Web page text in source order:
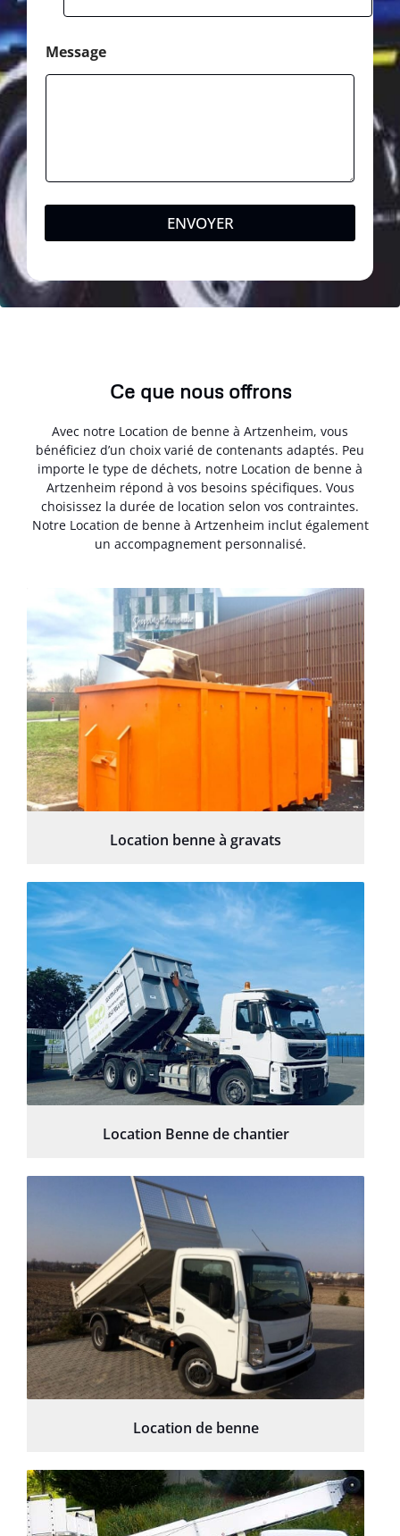
Message
ENVOYER
Ce que nous offrons
Avec notre Location de benne à Artzenheim, vous
bénéficiez d’un choix varié de contenants adaptés. Peu
importe le type de déchets, notre Location de benne à
Artzenheim répond à vos besoins spécifiques. Vous
choisissez la durée de location selon vos contraintes.
Notre Location de benne à Artzenheim inclut également
un accompagnement personnalisé.
Location benne à gravats
Location Benne de chantier
Location de benne